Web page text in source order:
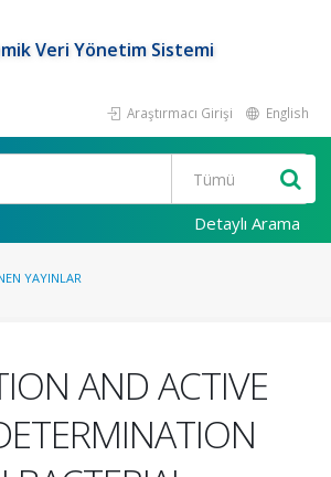
Veri Yönetim Sistemi
Araştırmacı Girişi English
Detaylı Arama
YAYINLAR
AND ACTIVE